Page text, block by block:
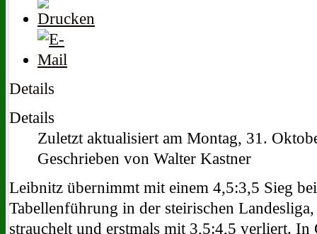
Details
Details
Zuletzt aktualisiert am Montag, 31.
Geschrieben von Walter Kastner
Leibnitz übernimmt mit einem 4,5:3,5 Sieg
Tabellenführung in der steirischen
strauchelt und erstmals mit 3,5:4,5 verliert. In